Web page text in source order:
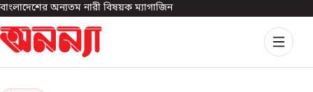
বাংলাদেশের অন্যতম নারী বিষয়ক ম্যাগাজিন